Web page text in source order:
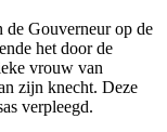
de Gouverneur op de
het door de
vrouw van
zijn knecht. Deze
verpleegd.